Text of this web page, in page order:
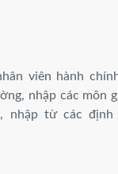
viên hành
nhập các môn
nhập từ các